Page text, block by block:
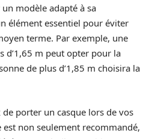
modèle adapté à sa
élément essentiel pour éviter
terme. Par exemple, une
d’1,65 m peut opter pour la
de plus d’1,85 m choisira la
porter un casque lors de vos
non seulement recommandé,